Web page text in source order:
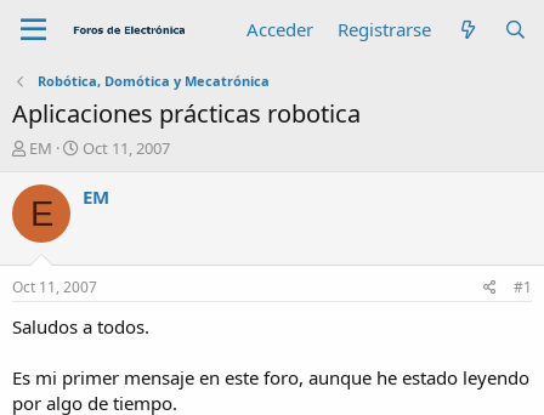
Acceder Registrarse
Robótica, Domótica y Mecatrónica
Aplicaciones prácticas robotica
A
t
o
r
EM
F
c
e
i
n
i
o
Oct 11, 2007
E EM
Oct 11, 2007 #1
Saludos a todos.
Es mi primer mensaje en este foro, aunque he estado leyendo
por algo de tiempo.